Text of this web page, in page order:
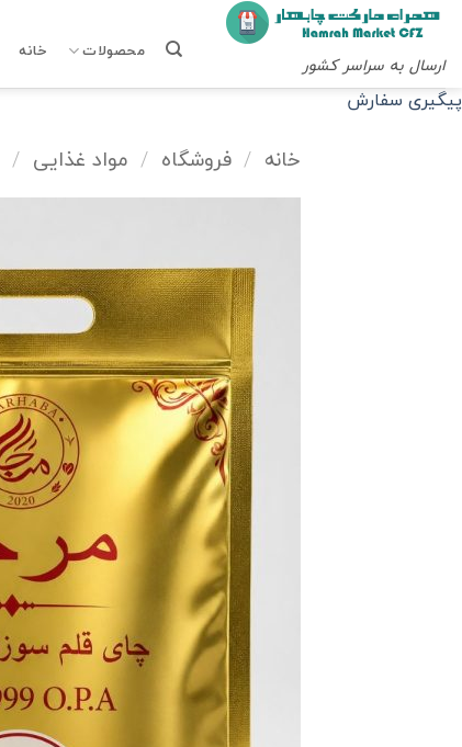
Skip
content
ارسال به سراسر کشور
محصولات خانه
پیگیری سفارش
خانه / فروشگاه / مواد غذایی /